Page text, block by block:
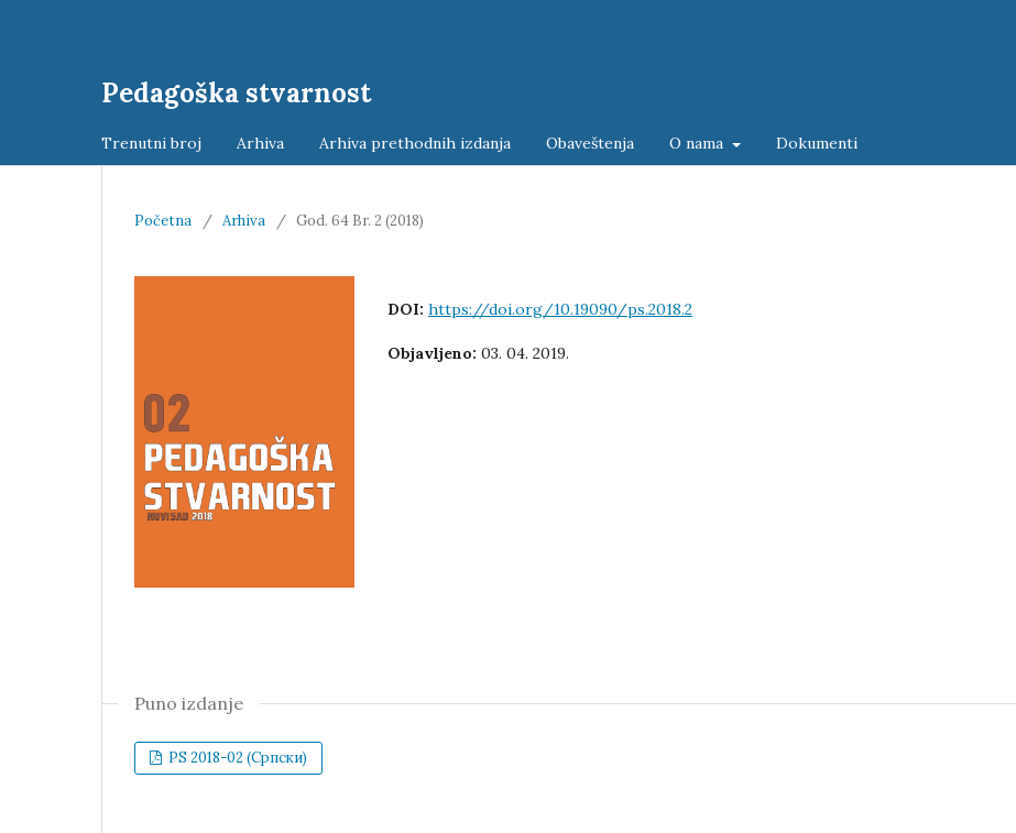
Pedagoška stvarnost
Trenutni broj Arhiva Arhiva prethodnih izdanja Obaveštenja O nama Dokumenti
Početna / Arhiva / God. 64 Br. 2 (2018)
DOI: https://doi.org/10.19090/ps.2018.2
Objavljeno: 03. 04. 2019.
Puno izdanje
PS 2018-02 (Cрпски)